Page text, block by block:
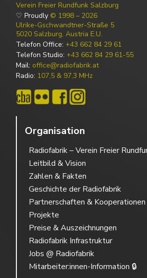
Verein Freier Rundfunk Salzburg
♡ Proudly © 1998 – 2026
Ulrike-Gschwandtner-Straße 5
5020 Salzburg, Austria E.U.
Telefon Office: +43 662 84 29 61
Telefon Studio: +43 662 84 29 61-55
Mail: office@radiofabrik.at
Radio: 107,5 & 97,3 MHz
Organisation
Radiofabrik – Verein Freier
Leitbild & Vision
Zahlen & Fakten
Geschichte der Radiofabrik
Partnerschaften & Kooperationen
Projekte
Preise & Auszeichnungen
Radiofabrik Infrastruktur
Jobs @ Radiofabrik
Mitarbeiter:innen-Information 🔒